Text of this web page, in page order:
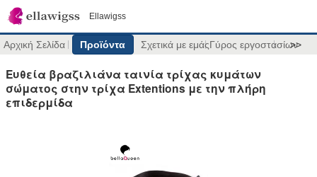
Ellawigss
Αρχική Σελίδα Προϊόντα Σχετικά με εμάςΓύρος εργοστασίων
>>
Ευθεία βραζιλιάνα ταινία τρίχας κυμάτων
σώματος στην τρίχα Extentions με την πλήρη
επιδερμίδα